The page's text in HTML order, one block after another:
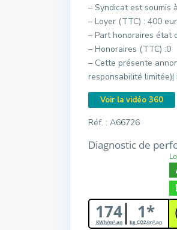
– Syndicat est soumis
– Loyer (TTC) : 400
– Part honoraires état
– Honoraires (TTC) :0
– Cette présente
responsabilité limitée)|
Voir la vidéo 360
Réf. : A66726
Diagnostic de
174
KWh/m².an 1*
kg CO2/m².an